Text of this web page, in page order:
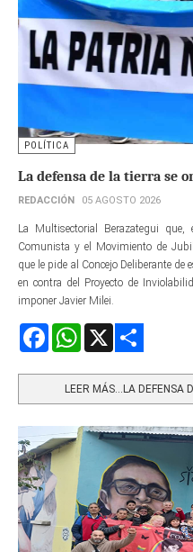
POLÍTICA
La defensa de la tierra se
REDACCIÓN 05 AGOSTO 2026
La Multisectorial Berazategui
Comunista y el Movimiento de
que le pide al Concejo Deliberante de
en contra del Proyecto de
imponer Javier Milei.
FacebookWhatsApp
LEER MÁS…LA DEFENSA